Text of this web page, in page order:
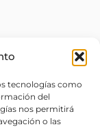
tecnologías como
del
nos permitirá
o las